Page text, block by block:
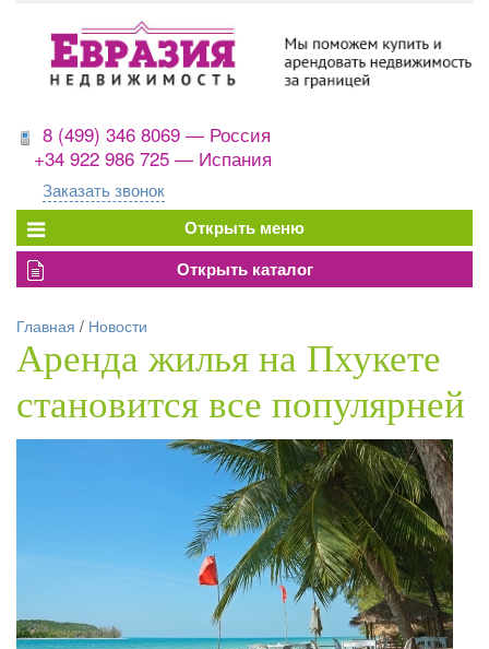
8 (499) 346 8069 — Россия
+34 922 986 725 — Испания
Заказать звонок
Главная / Новости
Аренда жилья на Пхукете
становится все популярней